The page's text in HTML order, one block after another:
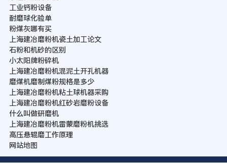
工业钙粉设备
耐磨球化验单
粉煤灰哪有买
上海建冶磨粉机瓷土加工论文
石粉和机砂的区别
小太阳牌粉碎机
上海建冶磨粉机混泥土开孔机器
磨煤机磨制煤粉规格是多少
上海建冶磨粉机粘土球机器采购
上海建冶磨粉机红砂岩磨粉设备
什么叫做研磨机
上海建冶磨粉机雷蒙磨粉机挑选
高压悬辊磨工作原理
网站地图